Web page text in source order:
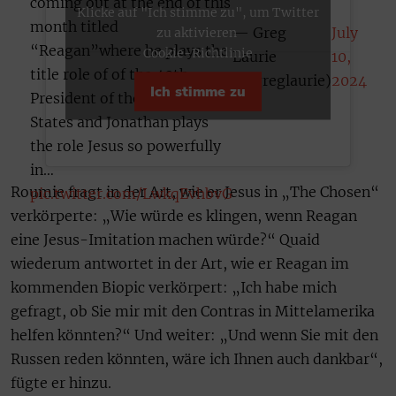
month titled
“Reagan”where he plays the
title role of of the 40th
President of the United
States and Jonathan plays
the role Jesus so powerfully
in…
pic.twitter.com/LwkqEvhbvG
— Greg
Laurie
(@greglaurie)
July
10,
2024
Klicke auf "Ich stimme zu", um Twitter
zu aktivieren
Cookie-Richtlinie
Ich stimme zu
Roumie fragt in der Art, wie er Jesus in „The Chosen“
verkörperte: „Wie würde es klingen, wenn Reagan
eine Jesus-Imitation machen würde?“ Quaid
wiederum antwortet in der Art, wie er Reagan im
kommenden Biopic verkörpert: „Ich habe mich
gefragt, ob Sie mir mit den Contras in Mittelamerika
helfen könnten?“ Und weiter: „Und wenn Sie mit den
Russen reden könnten, wäre ich Ihnen auch dankbar“,
fügte er hinzu.